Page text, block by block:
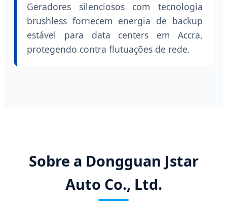
Geradores silenciosos com tecnologia
brushless fornecem energia de backup
estável para data centers em Accra,
protegendo contra flutuações de rede.
Sobre a Dongguan Jstar
Auto Co., Ltd.